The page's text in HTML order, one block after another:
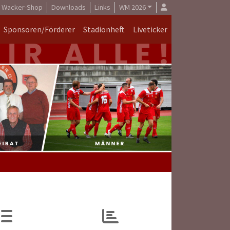
Wacker-Shop Downloads Links WM 2026
Sponsoren/Förderer Stadionheft Liveticker